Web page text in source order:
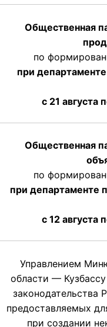
Общественная
по
при
с 21 августа
Общественная
по
при департаменте
с 12 августа
Управлением
области —
законодательства
предоставляемых
при создании